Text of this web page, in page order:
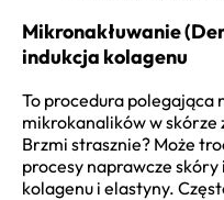
Mikronakłuwanie
indukcja kolagenu
To procedura polegająca
mikrokanalików w skórze
Brzmi strasznie? Może
procesy naprawcze
kolagenu i elastyny.